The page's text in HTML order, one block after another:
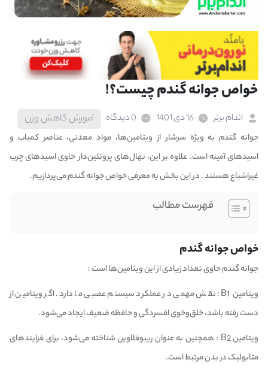
خواص جوانه گندم چیست؟!
اندام برتر آموزش کاهش وزن
جوانه گندم به ویژه سرشار از ویتامین‌ها، مواد معدنی، عناصر کمیاب و
اسیدهای آمینه است. علاوه بر این، نهال‌های پروتئین‌دار حاوی اسیدهای چرب
غیراشباع هستند . در این بخش به معرفی خواص جوانه گندم می‌پردازیم.
فهرست مطالب
خواص جوانه گندم
جوانه گندم حاوی تعداد زیادی از این ویتامین‌ها است :
ویتامین B1
: نقش مهمی در عملکرد سیستم عصبی ما دارد. اگر ویتامین از
دست رفته باشد، خلق‌وخوی افسردگی و حافظه ضعیف ایجاد می‌شود.
ویتامین B2
: همچنین به عنوان ریبوفلاوین شناخته می‌شود، برای فرایندهای
متابولیک در بدن مرتبط است.